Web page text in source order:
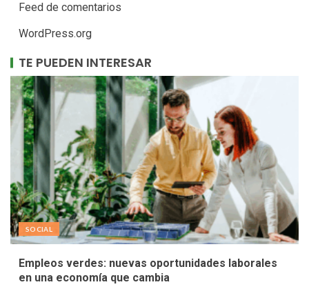
Feed de comentarios
WordPress.org
TE PUEDEN INTERESAR
SOCIAL
Empleos verdes: nuevas oportunidades laborales
en una economía que cambia